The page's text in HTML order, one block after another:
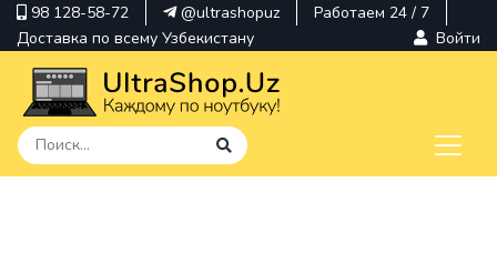
98 128-58-72 @ultrashopuz
Работаем 24 / 7
Доставка по всему Узбекистану
Войти